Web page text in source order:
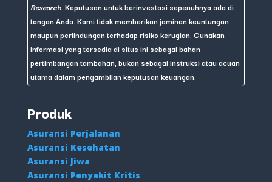
Research . Keputusan untuk berinvestasi sepenuhnya ada di
tangan Anda. Kami tidak memberikan jaminan keuntungan
maupun perlindungan terhadap risiko kerugian. Gunakan
informasi yang tersedia di situs ini sebagai bahan
pertimbangan tambahan, bukan sebagai instruksi atau acuan
utama dalam pengambilan keputusan keuangan.
Produk
Asuransi Perjalanan
Asuransi Kesehatan
Asuransi Jiwa
Asuransi Penyakit Kritis